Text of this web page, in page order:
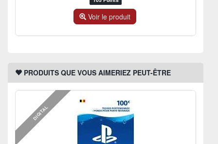
Voir le produit
PRODUITS QUE VOUS AIMERIEZ PEUT-ÊTRE
DIGITAL